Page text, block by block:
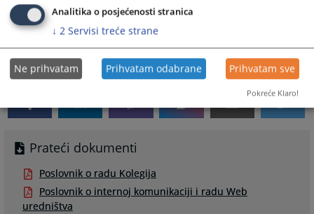
Ovdje možete preuzeti Poslovnike Federalnog
tužilaštva Federacije Bosne i Hercegovine
3724PREGLEDA
Prateći dokumenti
Poslovnik o radu Kolegija
Poslovnik o internoj komunikaciji i radu Web
uredništva
Analitika o posjećenosti stranica
↓ 2 Servisi treće strane
Ne prihvatam Prihvatam odabrane Prihvatam sve
Pokreće Klaro!